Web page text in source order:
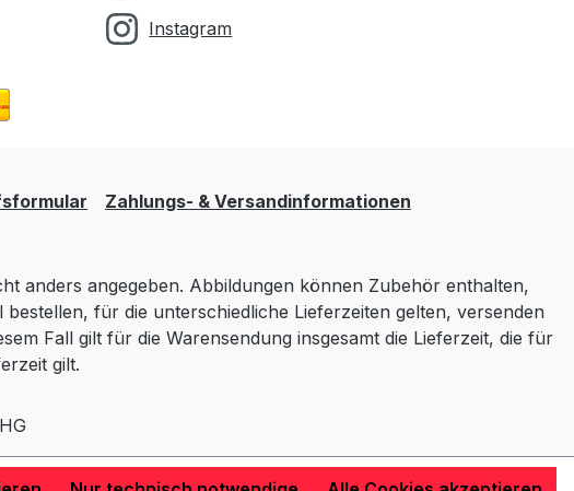
Instagram
Zahlungs- & Versandinformationen
anders angegeben. Abbildungen können Zubehör enthalten,
für die unterschiedliche Lieferzeiten gelten, versenden
Fall gilt für die Warensendung insgesamt die Lieferzeit, die für
gilt.